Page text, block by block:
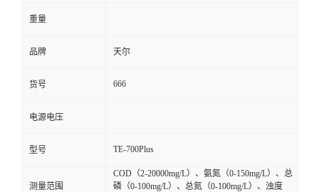
重量
品牌 天尔
货号 666
电源电压
型号 TE-700Plus
测量范围
COD（2-20000mg/L）、氨氮（0-150mg/L）、总
磷（0-100mg/L）、总氮（0-100mg/L）、浊度